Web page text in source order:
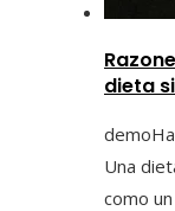
dieta
demo
Una
como